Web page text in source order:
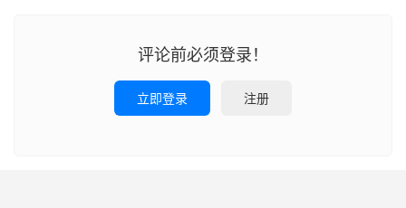
评论前必须登录！
立即登录 注册